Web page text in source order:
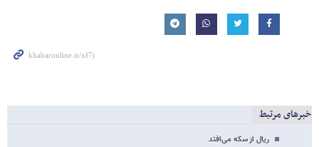
خبرهای مرتبط
ریال از سکه می‌افتد